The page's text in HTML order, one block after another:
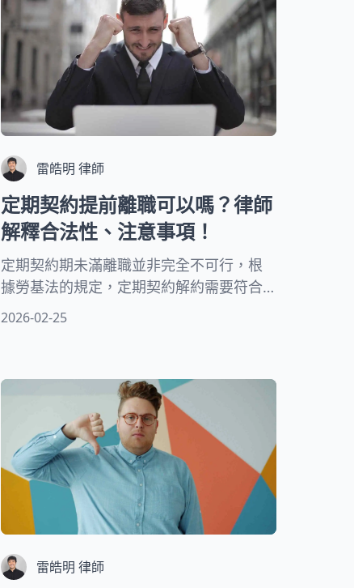
雷皓明 律師
定期契約提前離職可以嗎？律師
解釋合法性、注意事項！
定期契約期未滿離職並非完全不可行，根
據勞基法的規定，定期契約解約需要符合
特定條件，有些情況下，勞工確實享有提
提前離職的相關法律規定、實務操作方
式，以及如何保護自己的勞動權益。
2026-02-25
雷皓明 律師